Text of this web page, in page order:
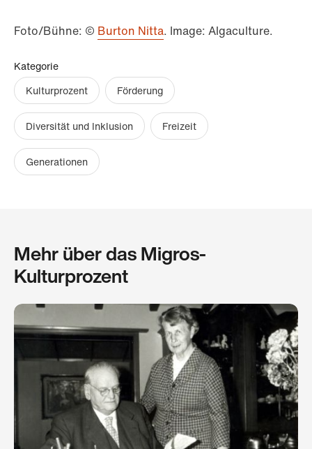
Foto/Bühne: © Burton Nitta. Image: Algaculture.
Kategorie
Kulturprozent
Förderung
Diversität und Inklusion Freizeit
Generationen
Mehr über das Migros-
Kulturprozent